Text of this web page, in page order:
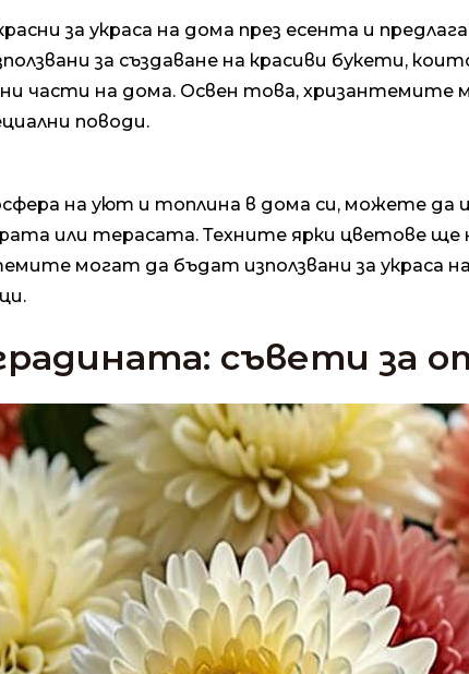
за украса на дома през есента и
за създаване на красиви букети,
части на дома. Освен това, хризантемите
поводи.
на уют и топлина в дома си, можете да
или терасата. Техните ярки цветове ще
могат да бъдат използвани за украса
съвети за